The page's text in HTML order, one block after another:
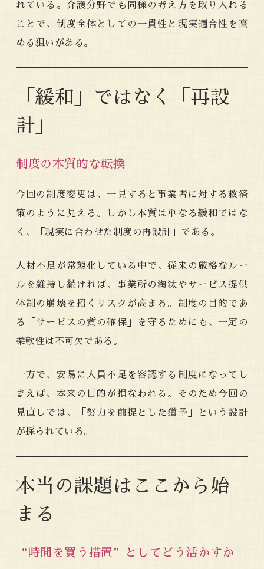
れている。介護分野でも同様の考え方を取り入れる
ことで、制度全体としての一貫性と現実適合性を高
める狙いがある。
「緩和」ではなく「再設
計」
制度の本質的な転換
今回の制度変更は、一見すると事業者に対する救済
策のように見える。しかし本質は単なる緩和ではな
く、「現実に合わせた制度の再設計」である。
人材不足が常態化している中で、従来の厳格なルー
ルを維持し続ければ、事業所の淘汰やサービス提供
体制の崩壊を招くリスクが高まる。制度の目的であ
る「サービスの質の確保」を守るためにも、一定の
柔軟性は不可欠である。
一方で、安易に人員不足を容認する制度になってし
まえば、本来の目的が損なわれる。そのため今回の
見直しでは、「努力を前提とした猶予」という設計
が採られている。
本当の課題はここから始
まる
“時間を買う措置”としてどう活かすか